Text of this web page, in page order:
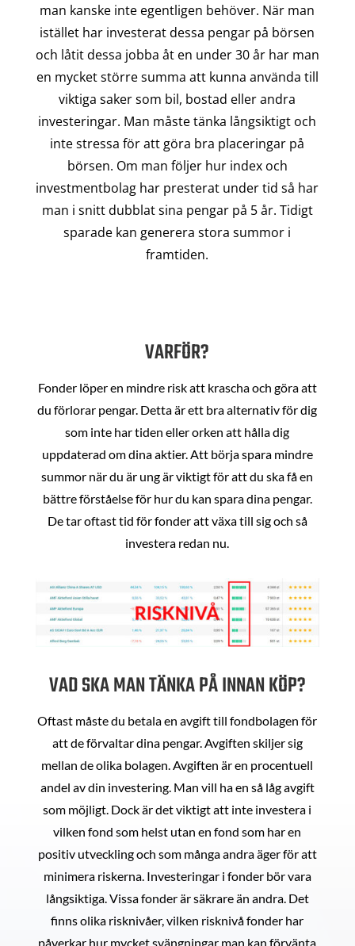
man kanske inte egentligen behöver. När man
istället har investerat dessa pengar på börsen
och låtit dessa jobba åt en under 30 år har man
en mycket större summa att kunna använda till
viktiga saker som bil, bostad eller andra
investeringar. Man måste tänka långsiktigt och
inte stressa för att göra bra placeringar på
börsen. Om man följer hur index och
investmentbolag har presterat under tid så har
man i snitt dubblat sina pengar på 5 år. Tidigt
sparade kan generera stora summor i
framtiden.
VARFÖR?
Fonder löper en mindre risk att krascha och göra att
du förlorar pengar. Detta är ett bra alternativ för dig
som inte har tiden eller orken att hålla dig
uppdaterad om dina aktier. Att börja spara mindre
summor när du är ung är viktigt för att du ska få en
bättre förståelse för hur du kan spara dina pengar.
De tar oftast tid för fonder att växa till sig och så
investera redan nu.
VAD SKA MAN TÄNKA PÅ INNAN KÖP?
Oftast måste du betala en avgift till fondbolagen för
att de förvaltar dina pengar. Avgiften skiljer sig
mellan de olika bolagen. Avgiften är en procentuell
andel av din investering. Man vill ha en så låg avgift
som möjligt. Dock är det viktigt att inte investera i
vilken fond som helst utan en fond som har en
positiv utveckling och som många andra äger för att
minimera riskerna. Investeringar i fonder bör vara
långsiktiga. Vissa fonder är säkrare än andra. Det
finns olika risknivåer, vilken risknivå fonder har
påverkar hur mycket svängningar man kan förvänta